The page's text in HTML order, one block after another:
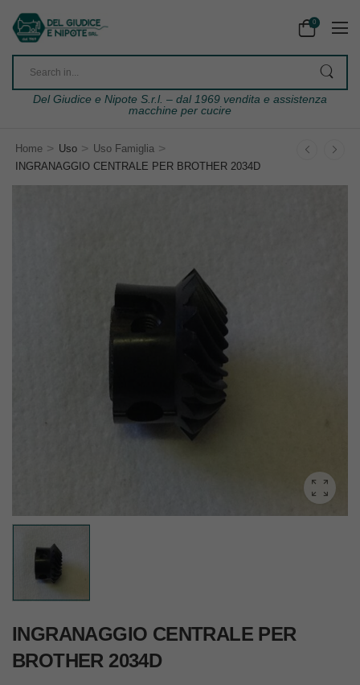
0
Del Giudice e Nipote S.r.l. – dal 1969 vendita e assistenza
macchine per cucire
Home > Uso > Uso Famiglia >
INGRANAGGIO CENTRALE PER BROTHER 2034D
INGRANAGGIO CENTRALE PER
BROTHER 2034D